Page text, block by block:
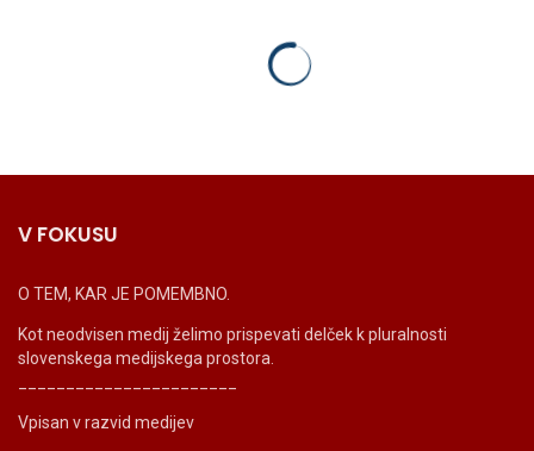
V FOKUSU
O TEM, KAR JE POMEMBNO.
Kot neodvisen medij želimo prispevati delček k pluralnosti
slovenskega medijskega prostora.
Vpisan v razvid medijev